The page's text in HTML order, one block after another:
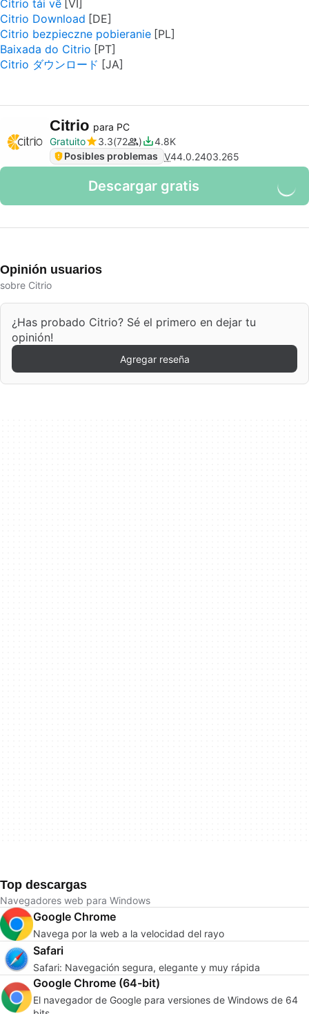
Citrio tải về
Citrio Download
Citrio bezpieczne pobieranie
Baixada do Citrio
Citrio ダウンロード
Citrio para PC
Gratuito
3.3 72
4.8K
Posibles problemas V44.0.2403.265
Descargar gratis
Opinión usuarios
sobre Citrio
¿Has probado Citrio? Sé el primero en dejar tu
opinión!
Agregar reseña
Top descargas
Navegadores web para Windows
Google Chrome
Navega por la web a la velocidad del rayo
Safari
Safari: Navegación segura, elegante y muy rápida
Google Chrome (64-bit)
El navegador de Google para versiones de Windows de 64